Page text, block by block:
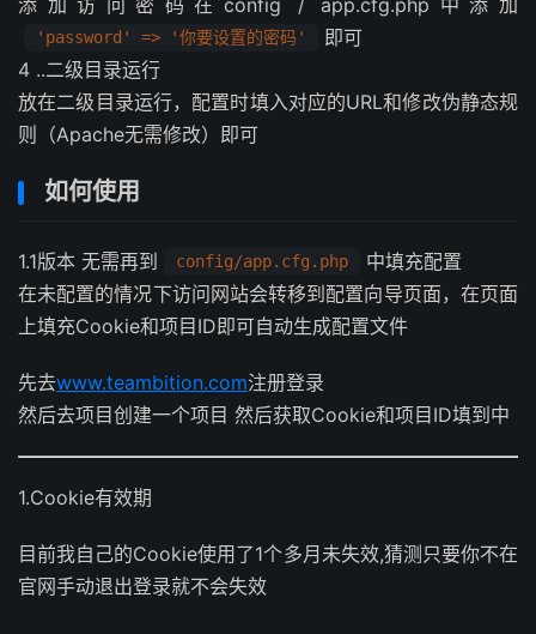
添加访问密码在config / app.cfg.php中添加
'password' => '你要设置的密码'
即可
4 ..二级目录运行
放在二级目录运行，配置时填入对应的URL和修改伪静态规
则（Apache无需修改）即可
如何使用
1.1版本 无需再到 config/app.cfg.php
中填充配置
在未配置的情况下访问网站会转移到配置向导页面，在页面
上填充Cookie和项目ID即可自动生成配置文件
先去www.teambition.com注册登录
然后去项目创建一个项目 然后获取Cookie和项目ID填到中
1.Cookie有效期
目前我自己的Cookie使用了1个多月未失效,猜测只要你不在
官网手动退出登录就不会失效